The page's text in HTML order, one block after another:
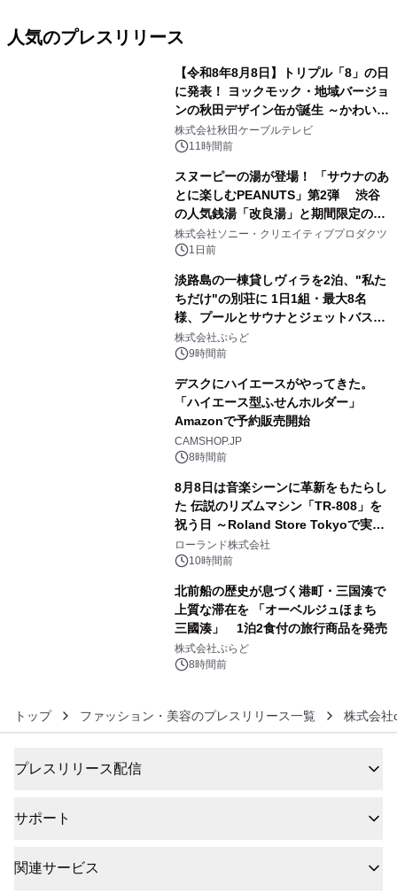
人気のプレスリリース
【令和8年8月8日】トリプル「8」の日
に発表！ ヨックモック・地域バージョ
ンの秋田デザイン缶が誕生 ～かわいい
秋田犬の子犬と秋田の四季と名所を巡
るパッケージ～ 9月1日(火)秋田県内で
株式会社秋田ケーブルテレビ
11時間前
スヌーピーの湯が登場！ 「サウナのあ
とに楽しむPEANUTS」第2弾 渋谷
の人気銭湯「改良湯」と期間限定のコ
ラボレーション サウナイキタイコラ
ボグッズも発売決定！
株式会社ソニー・クリエイティブプロダクツ
1日前
淡路島の一棟貸しヴィラを2泊、"私た
ちだけ"の別荘に 1日1組・最大8名
様、プールとサウナとジェットバス付
きで Villa Mon Temps AWAJIの連泊
素泊りプラン
株式会社ぷらど
9時間前
デスクにハイエースがやってきた。
「ハイエース型ふせんホルダー」
Amazonで予約販売開始
CAMSHOP.JP
8時間前
8月8日は音楽シーンに革新をもたらし
た 伝説のリズムマシン「TR-808」を
祝う日 ～Roland Store Tokyoで実機
を展示しての 記念キャンペーンを開
催 英国ラジオ「NTS」の 特別プログ
アーティストを フィーチャーしたアニ
メーションを公開～
ローランド株式会社
10時間前
北前船の歴史が息づく港町・三国湊で
上質な滞在を 「オーベルジュほまち
三國湊」 1泊2食付の旅行商品を発売
株式会社ぷらど
8時間前
トップ ファッション・美容のプレスリリース一覧 株式会
プレスリリース配信
サポート
関連サービス